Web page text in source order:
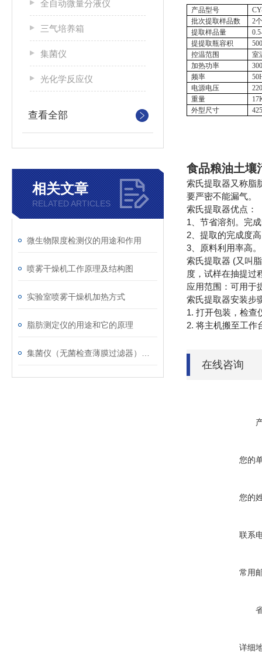
全自动微量分液仪
三气培养箱
集菌仪
光化学反应仪
查看全部
相关文章
RELATED ARTICLES
微生物限度检测仪的用途和作用
喷雾干燥机工作原理及结构图
实验室喷雾干燥机加热方式
脂肪测定仪的用途和它的原理
产品型号
批次提取样品数
2个
提取样品量
提提取瓶容积
控温范围
室
加热功率
频率
电源电压
重量
外型尺寸
食品粮油土壤
索氏提取器又称脂
要严密不能漏气。
索氏提取器优点：
1、节省溶剂。完
2、提取的完成度
3、原料利用率高。
索氏提取器 (又叫
度，试样在抽提过
应用范围：可用于
索氏提取器安装步
1. 打开包装，检查
2. 将主机搬至工作
在线咨询
您的
您的
联系
常用
详细